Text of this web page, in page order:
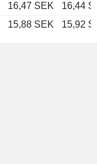
16,47 SEK
16,44
15,88 SEK 15,92